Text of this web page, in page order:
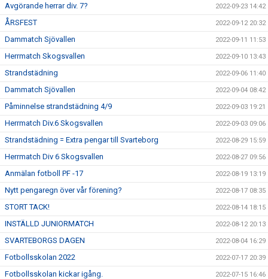
Avgörande herrar div. 7? 2022-09-23 14:42
ÅRSFEST 2022-09-12 20:32
Dammatch Sjövallen 2022-09-11 11:53
Herrmatch Skogsvallen 2022-09-10 13:43
Strandstädning 2022-09-06 11:40
Dammatch Sjövallen 2022-09-04 08:42
Påminnelse strandstädning 4/9 2022-09-03 19:21
Herrmatch Div.6 Skogsvallen 2022-09-03 09:06
Strandstädning = Extra pengar till Svarteborg 2022-08-29 15:59
Herrmatch Div 6 Skogsvallen 2022-08-27 09:56
Anmälan fotboll PF -17 2022-08-19 13:19
Nytt pengaregn över vår förening? 2022-08-17 08:35
STORT TACK! 2022-08-14 18:15
INSTÄLLD JUNIORMATCH 2022-08-12 20:13
SVARTEBORGS DAGEN 2022-08-04 16:29
Fotbollsskolan 2022 2022-07-17 20:39
Fotbollsskolan kickar igång. 2022-07-15 16:46